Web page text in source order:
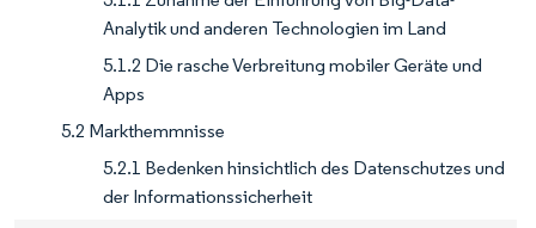
Analytik und anderen Technologien im Land
5.1.2 Die rasche Verbreitung mobiler Geräte und
Apps
5.2 Markthemmnisse
5.2.1 Bedenken hinsichtlich des Datenschutzes und
der Informationssicherheit